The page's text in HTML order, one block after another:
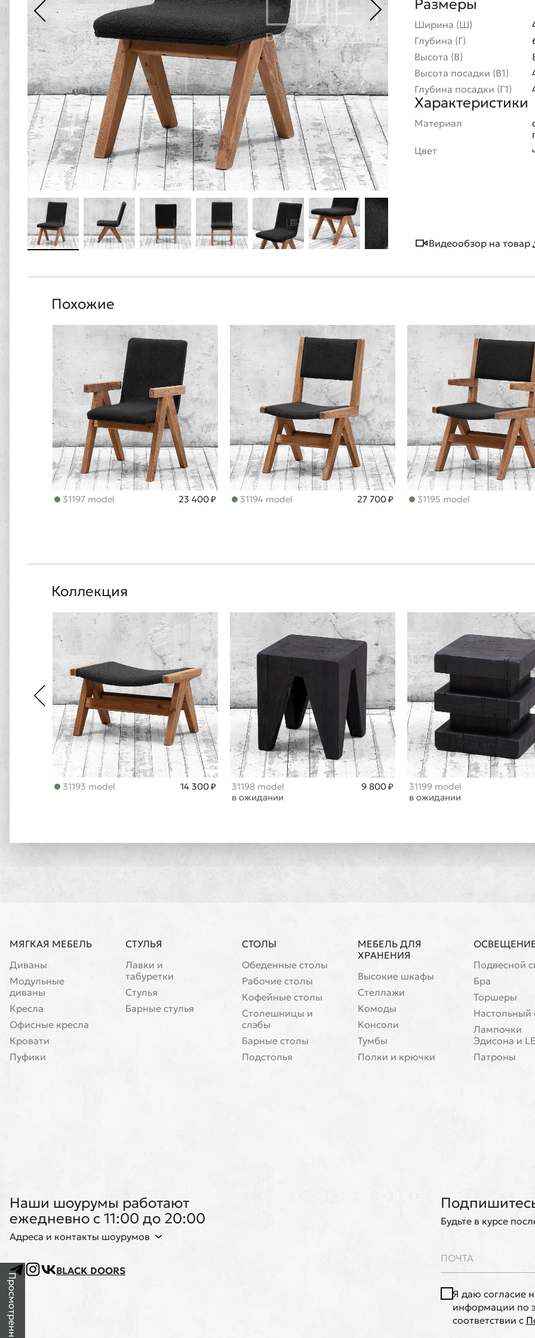
Размеры
Ширина (Ш)
Глубина (Г)
Высота (В)
Высота посадки (В1)
Глубина посадки (Г1)
Характеристики
Материал
Цвет
Видеообзор на товар
Похожие
31197 model 23 400 ₽ 31194 model 27 700 ₽ 31195 model
Коллекция
31193 model 14 300 ₽
31198 model
в ожидании
9 800 ₽
31199 model
в ожидании
МЯГКАЯ МЕБЕЛЬ
Диваны
Модульные
диваны
Кресла
Офисные кресла
Кровати
Пуфики
СТУЛЬЯ
Лавки и
табуретки
Стулья
Барные стулья
СТОЛЫ
Обеденные столы
Рабочие столы
Кофейные столы
Cтолешницы и
слэбы
Барные столы
Подстолья
МЕБЕЛЬ ДЛЯ
ХРАНЕНИЯ
Высокие шкафы
Стеллажи
Комоды
Консоли
Тумбы
Полки и крючки
Подвесной
Бра
Торшеры
Настольный
Лампочки
Эдисона и
Патроны
Наши шоурумы работают
ежедневно с 11:00 до 20:00
Адреса и контакты шоурумов
BLACK DOORS
Будьте в курсе
Я даю согласие
информации по
соответствии с